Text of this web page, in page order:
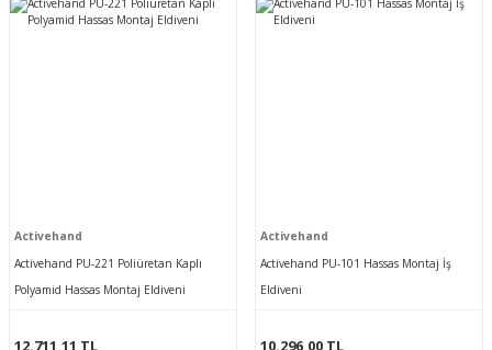
Activehand
Activehand PU-221 Poliüretan Kaplı
Polyamid Hassas Montaj Eldiveni
12.711,11 TL
Activehand
Activehand PU-101 Hassas Montaj İş
Eldiveni
10.296,00 TL